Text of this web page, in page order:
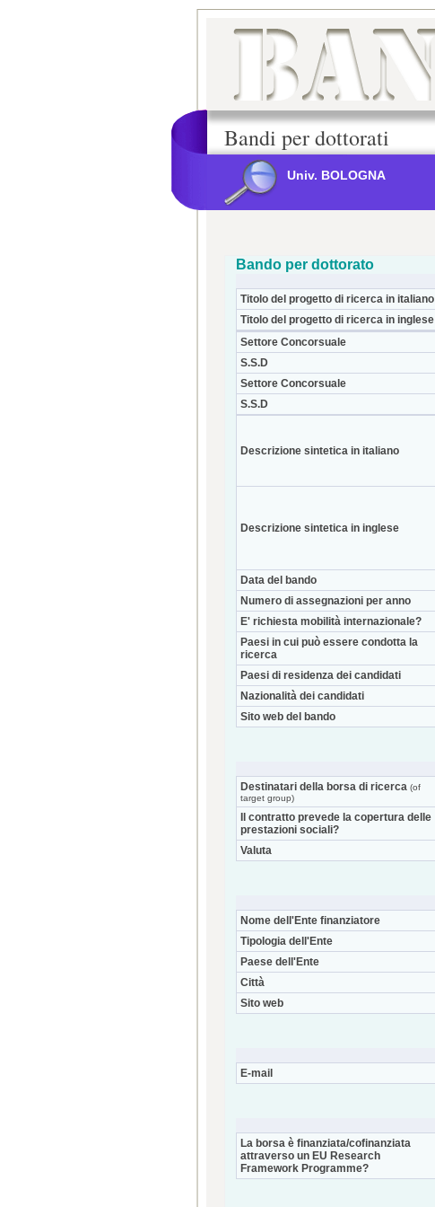
Bandi per dottorati
Univ. BOLOGNA
Bando per dottorato
Titolo del progetto di ricerca in italiano
Titolo del progetto di ricerca in inglese
Settore Concorsuale
S.S.D
Settore Concorsuale
S.S.D
Descrizione sintetica in italiano
Descrizione sintetica in inglese
Data del bando
Numero di assegnazioni per anno
E' richiesta mobilità internazionale?
Paesi in cui può essere condotta la
ricerca
Paesi di residenza dei candidati
Nazionalità dei candidati
Sito web del bando
Destinatari della borsa di ricerca (of
target group)
Il contratto prevede la copertura delle
prestazioni sociali?
Valuta
Nome dell'Ente finanziatore
Tipologia dell'Ente
Paese dell'Ente
Città
Sito web
E-mail
La borsa è finanziata/cofinanziata
attraverso un EU Research
Framework Programme?